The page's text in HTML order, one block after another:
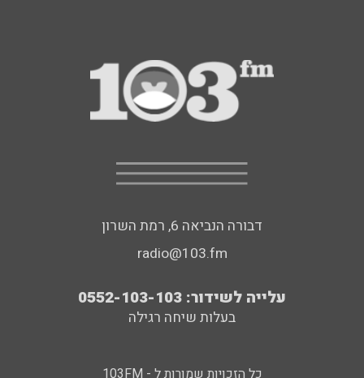
דבורה הנביאה 6, רמת השרון
radio@103.fm
עלייה לשידור: 0552-103-103
בעלות שיחה רגילה
כל הזכויות שמורות ל - 103FM